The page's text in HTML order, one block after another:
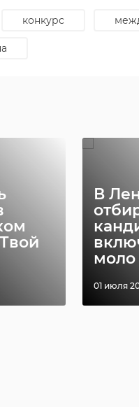
конкурс
В
моло
01 июля
пограничное